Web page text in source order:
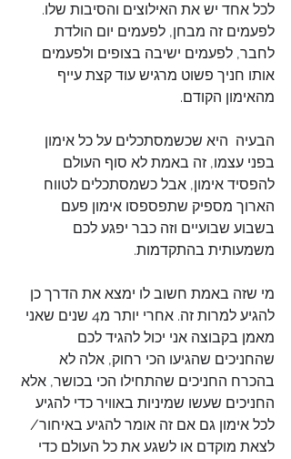
לכל אחד יש את האילוצים והסיבות שלו.
לפעמים זה מבחן, לפעמים יום הולדת
לחבר, לפעמים ישיבה בצופים ולפעמים
אותו חניך פשוט מרגיש עוד קצת עייף
מהאימון הקודם.
הבעיה  היא שכשמסתכלים על כל אימון
בפני עצמו, זה באמת לא סוף העולם
להפסיד אימון, אבל כשמסתכלים לטווח
הארוך מספיק שתפספסו אימון פעם
בשבוע שבועיים וזה כבר יפגע לכם
משמעותית בהתקדמות.
מי שזה באמת חשוב לו ימצא את הדרך כן
להגיע למרות זה. אחרי יותר מ4 שנים שאני
מאמן בקבוצה אני יכול להגיד לכם
שהחניכים שהגיעו הכי רחוק, אלה לא
בהכרח החניכים שהתחילו הכי בכושר, אלא
החניכים שעשו שמיניות באוויר כדי להגיע
לכל אימון גם אם זה אומר להגיע באיחור/
לצאת מוקדם או לשגע את כל העולם כדי